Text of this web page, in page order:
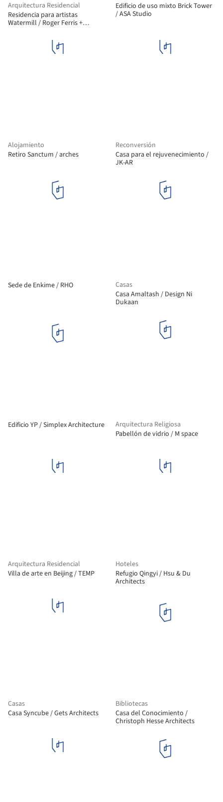
Arquitectura Residencial
Residencia para artistas
Watermill / Roger Ferris +
Edificio de uso mixto Brick Tower
/ ASA Studio
Alojamiento
Retiro Sanctum / arches
Reconversión
Casa para el rejuvenecimiento /
JK-AR
Sede de Enkime / RHO
Casas
Casa Amaltash / Design Ni
Dukaan
Edificio YP / Simplex Architecture
Arquitectura Religiosa
Pabellón de vidrio / M space
Arquitectura Residencial
Villa de arte en Beijing / TEMP
Hoteles
Refugio Qingyi / Hsu & Du
Architects
Casas
Casa Syncube / Gets Architects
Bibliotecas
Casa del Conocimiento /
Christoph Hesse Architects